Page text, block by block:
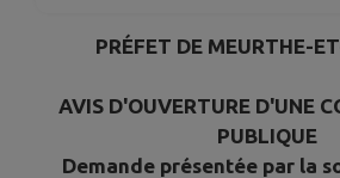
PRÉFET DE MEURTHE-
AVIS D'OUVERTURE D'UNE
PUBLIQUE
Demande présentée par la